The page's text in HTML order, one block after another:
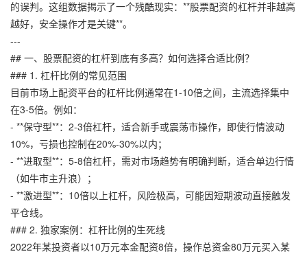
的误判。这组数据揭示了一个残酷现实：**股票配资的杠杆并非越高
越好，安全操作才是关键**。
---
## 一、股票配资的杠杆到底有多高？如何选择合适比例？
### 1. 杠杆比例的常见范围
目前市场上配资平台的杠杆比例通常在1-10倍之间，主流选择集中
在3-5倍。例如：
- **保守型**：2-3倍杠杆，适合新手或震荡市操作，即使行情波动
10%，亏损也控制在20%-30%以内；
- **进取型**：5-8倍杠杆，需对市场趋势有明确判断，适合单边行情
（如牛市主升浪）；
- **激进型**：10倍以上杠杆，风险极高，可能因短期波动直接触发
平仓线。
### 2. 独家案例：杠杆比例的生死线
2022年某投资者以10万元本金配资8倍，操作总资金80万元买入某